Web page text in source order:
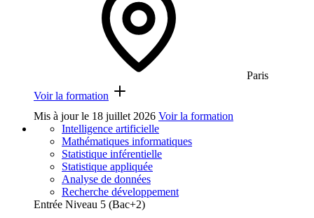
Paris
Voir la formation
Mis à jour le 18 juillet 2026 Voir la formation
Intelligence artificielle
Mathématiques informatiques
Statistique inférentielle
Statistique appliquée
Analyse de données
Recherche développement
Entrée Niveau 5 (Bac+2)